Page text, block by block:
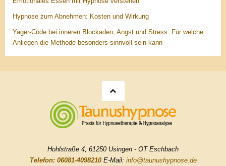
Hypnose zum Abnehmen: Kosten und Wirkung
Yager-Code bei inneren Blockaden, Angst und Stress: Für welche
Anliegen die Methode besonders sinnvoll sein kann
Hohlstraße 4, 61250 Usingen - OT Eschbach
Telefon: 06081-4098210E-Mail: info@taunushypnose.de